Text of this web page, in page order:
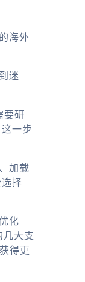
海外
迷
要研
一步
加载
择
化
几大支
得更